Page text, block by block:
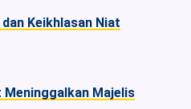
Keikhlasan Niat
Meninggalkan Majelis